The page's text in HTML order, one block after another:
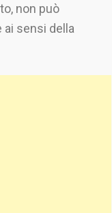
non può
sensi della